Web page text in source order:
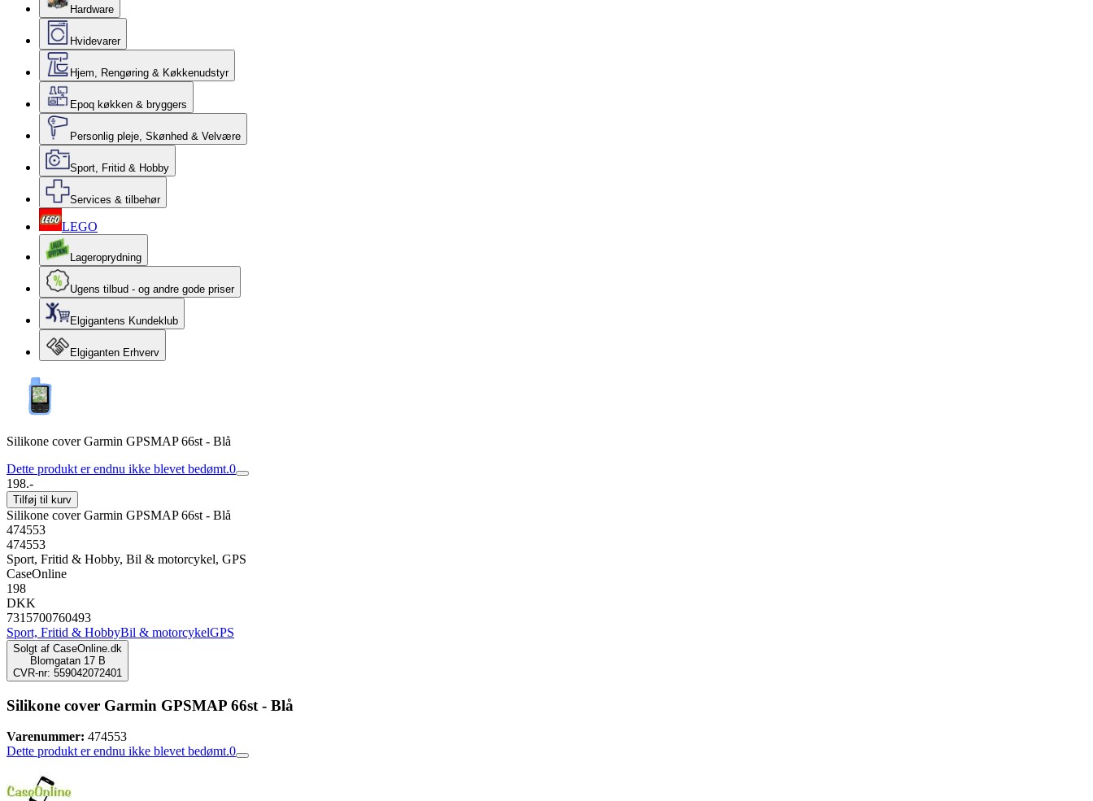
Hardware
Hvidevarer
Hjem, Rengøring & Køkkenudstyr
Epoq køkken & bryggers
Personlig pleje, Skønhed & Velvære
Sport, Fritid & Hobby
Services & tilbehør
LEGO
Lageroprydning
Ugens tilbud - og andre gode priser
Elgigantens Kundeklub
Elgiganten Erhverv
Silikone cover Garmin GPSMAP 66st - Blå
Dette produkt er endnu ikke blevet bedømt.0
198.-
Tilføj til kurv
Silikone cover Garmin GPSMAP 66st - Blå
474553
474553
Sport, Fritid & Hobby, Bil & motorcykel, GPS
CaseOnline
198
DKK
7315700760493
Sport, Fritid & HobbyBil & motorcykelGPS
Solgt af CaseOnline.dk
Blomgatan 17 B
CVR-nr: 559042072401
Silikone cover Garmin GPSMAP 66st - Blå
Varenummer: 474553
Dette produkt er endnu ikke blevet bedømt.0